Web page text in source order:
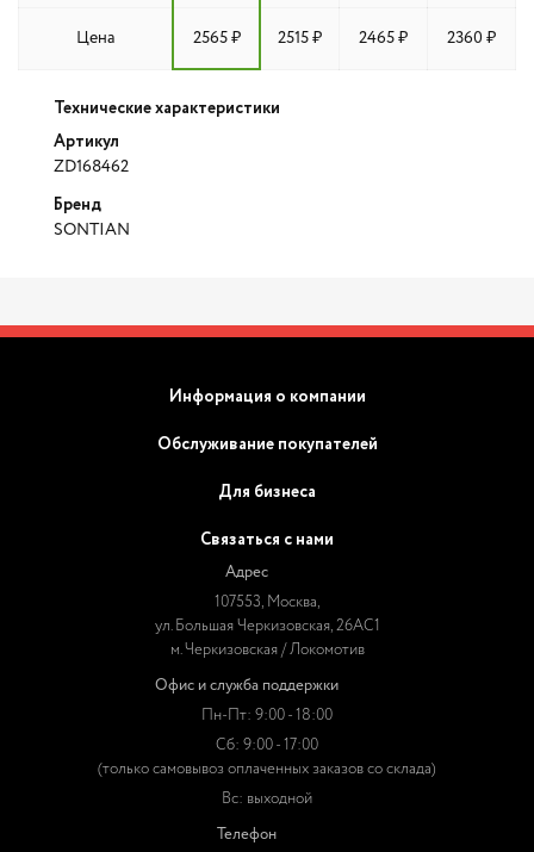
Цена 2565 ₽ 2515 ₽ 2465 ₽ 2360 ₽
Технические характеристики
Артикул
ZD168462
Бренд
SONTIAN
Информация о компании
Обслуживание покупателей
Для бизнеса
Связаться с нами
Адрес
107553, Москва,
ул. Большая Черкизовская, 26АС1
м. Черкизовская / Локомотив
Офис и служба поддержки
Пн-Пт: 9:00 - 18:00
Сб: 9:00 - 17:00
(только самовывоз оплаченных заказов со склада)
Вс: выходной
Телефон